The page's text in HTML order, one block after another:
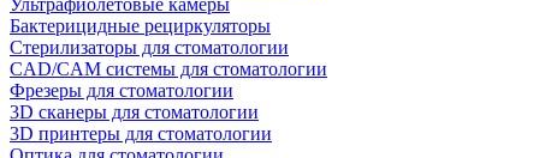
Ультрафиолетовые камеры
Бактерицидные рециркуляторы
Стерилизаторы для стоматологии
CAD/CAM системы для стоматологии
Фрезеры для стоматологии
3D cканеры для стоматологии
3D принтеры для стоматологии